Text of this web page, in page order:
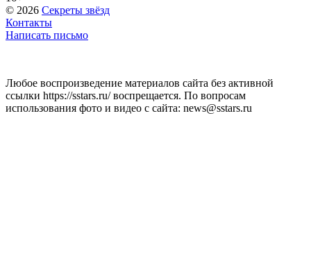
© 2026 Секреты звёзд
Контакты
Написать письмо
Любое воспроизведение материалов сайта без активной
ссылки https://sstars.ru/ воспрещается. По вопросам
использования фото и видео с сайта: news@sstars.ru